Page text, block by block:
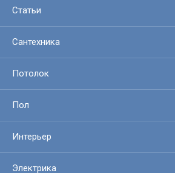
Статьи
Сантехника
Потолок
Пол
Интерьер
Электрика